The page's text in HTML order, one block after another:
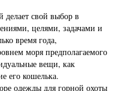
делает свой выбор в
целями, задачами и
время года,
моря предполагаемого
вещи, как
его кошелька.
одежды для горной охоты